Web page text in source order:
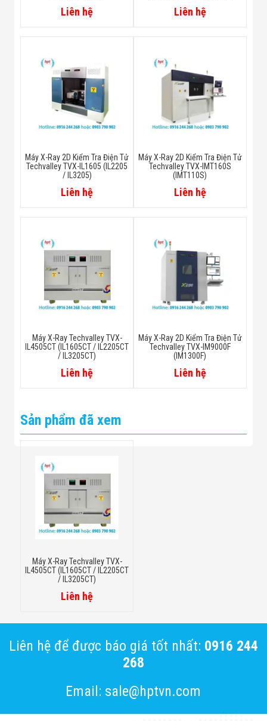
Liên hệ Liên hệ
Máy X-Ray 2D Kiểm Tra Điện Tử
Techvalley TVX-IL1605 (IL2205
/ IL3205)
Liên hệ
Máy X-Ray 2D Kiểm Tra Điện Tử
Techvalley TVX-IMT160S
(IMT110S)
Liên hệ
Máy X-Ray Techvalley TVX-
IL4505CT (IL1605CT / IL2205CT
/ IL3205CT)
Liên hệ
Máy X-Ray 2D Kiểm Tra Điện Tử
Techvalley TVX-IM9000F
(IM1300F)
Liên hệ
Sản phẩm đã xem
Máy X-Ray Techvalley TVX-
IL4505CT (IL1605CT / IL2205CT
/ IL3205CT)
Liên hệ
Liên hệ để được báo giá tốt nhất: 0916 244
268
Email: sale@hptvn.com